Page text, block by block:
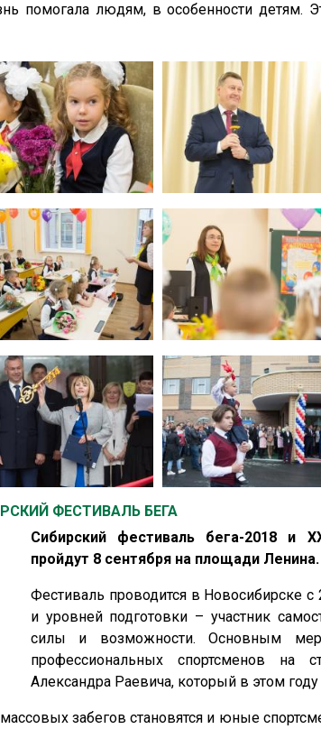
помогала людям, в особенности детям.
ФЕСТИВАЛЬ БЕГА
Сибирский фестиваль бега-2018 и
пройдут 8 сентября на площади Ленина.
Фестиваль проводится в Новосибирске с
и уровней подготовки – участник
силы и возможности. Основным
профессиональных спортсменов на
Александра Раевича, который в этом году
забегов становятся и юные